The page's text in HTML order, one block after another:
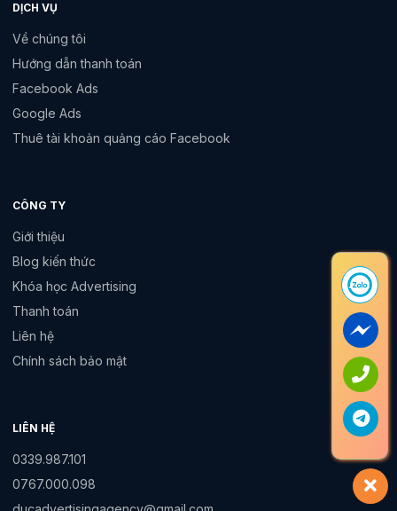
DỊCH VỤ
Về chúng tôi
Hướng dẫn thanh toán
Facebook Ads
Google Ads
Thuê tài khoản quảng cáo Facebook
CÔNG TY
Giới thiệu
Blog kiến thức
Khóa học Advertising
Thanh toán
Liên hệ
Chính sách bảo mật
LIÊN HỆ
0339.987.101
0767.000.098